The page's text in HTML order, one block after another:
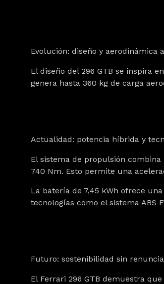
Evolución: diseño y aerodinámica
El diseño del 296 GTB se inspira
genera hasta 360 kg de carga
Actualidad: potencia híbrida y
El sistema de propulsión
740 Nm. Esto permite una
La batería de 7,45 kWh ofrece
tecnologías como el sistema ABS
Futuro: sostenibilidad sin
El Ferrari 296 GTB demuestra